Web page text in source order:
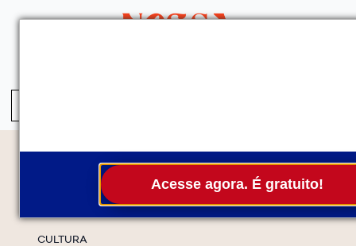
Acesse agora. É gratuito!
CULTURA